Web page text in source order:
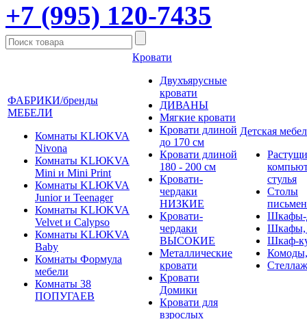
+7 (995) 120-7435
ФАБРИКИ/бренды
МЕБЕЛИ
Комнаты KLЮKVA
Nivona
Комнаты KLЮKVA
Mini и Mini Print
Комнаты KLЮKVA
Junior и Teenager
Комнаты KLЮKVA
Velvet и Calypso
Комнаты KLЮKVA
Baby
Комнаты Формула
мебели
Комнаты 38
ПОПУГАЕВ
Кровати
Двухъярусные
кровати
ДИВАНЫ
Мягкие кровати
Кровати длиной
до 170 см
Кровати длиной
180 - 200 см
Кровати-
чердаки
НИЗКИЕ
Кровати-
чердаки
ВЫСОКИЕ
Металлические
кровати
Кровати
Домики
Кровати для
взрослых
Детская
стулья
Столы
Шкафы-
Шкафы,
Шкаф-